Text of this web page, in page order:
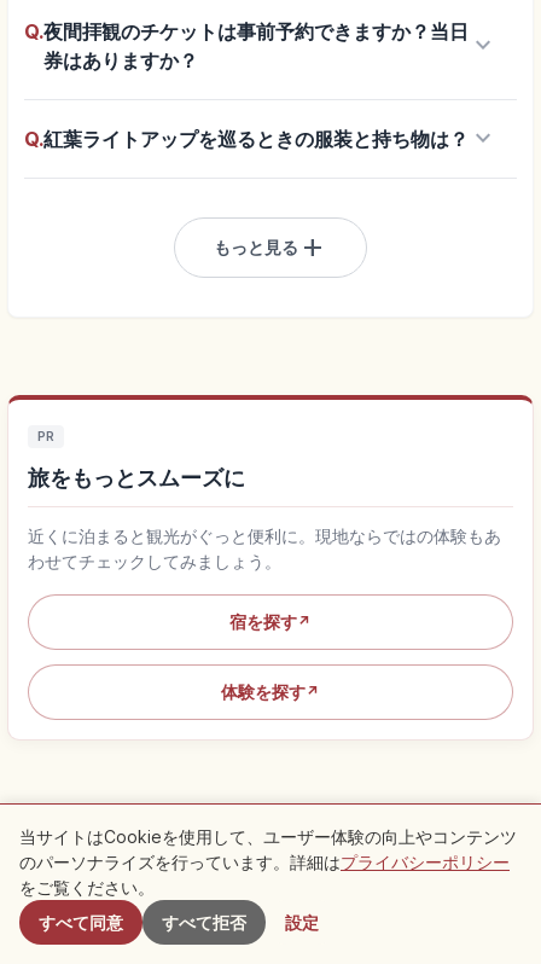
Q.夜間拝観のチケットは事前予約できますか？当日
券はありますか？
keyboard_arrow_down
Q.紅葉ライトアップを巡るときの服装と持ち物は？ keyboard_arrow_down
もっと見る add
PR
旅をもっとスムーズに
近くに泊まると観光がぐっと便利に。現地ならではの体験もあ
わせてチェックしてみましょう。
宿を探す↗
体験を探す↗
京都府の人気記事
生活 人気No.1
京都・祇園祭｜八坂神社の山鉾巡行と
付近のスポット
当サイトはCookieを使用して、ユーザー体験の向上やコンテンツ
のパーソナライズを行っています。詳細はプライバシーポリシー
をご覧ください。
すべて同意
すべて拒否 設定